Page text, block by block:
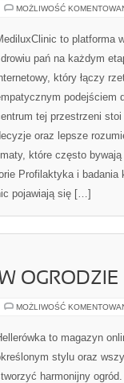
MOŻLIWOŚĆ
to platforma
pań na każdym
który łączy
podejściem
tej przestrzeni
oraz lepsze
które często
Profilaktyka i badania
pojawiają się […]
OGRODZIE
MOŻLIWOŚĆ
to magazyn
stylu oraz
harmonijny